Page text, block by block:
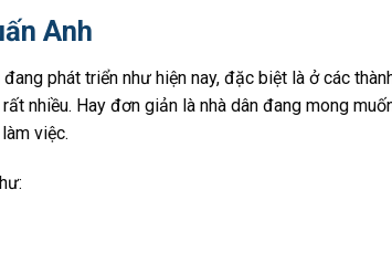
Anh
phát triển như hiện nay, đặc biệt là ở các
nhiều. Hay đơn giản là nhà dân đang mong
việc.